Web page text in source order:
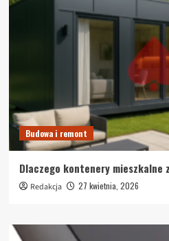
Budowa i remont
Dlaczego kontenery mieszkalne
Redakcja 27 kwietnia, 2026